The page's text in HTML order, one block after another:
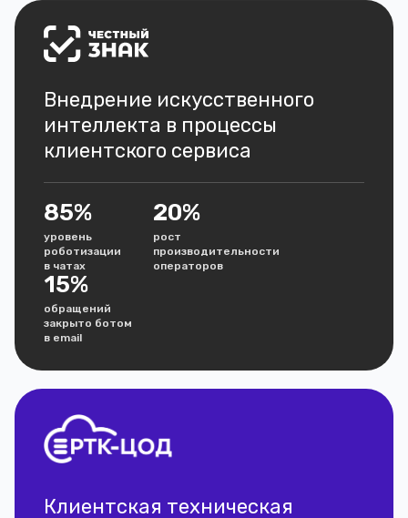
Внедрение искусственного
интеллекта в процессы
клиентского сервиса
85%
уровень
роботизации
в чатах
20%
рост
производительности
операторов
15%
обращений
закрыто ботом
в email
Клиентская техническая